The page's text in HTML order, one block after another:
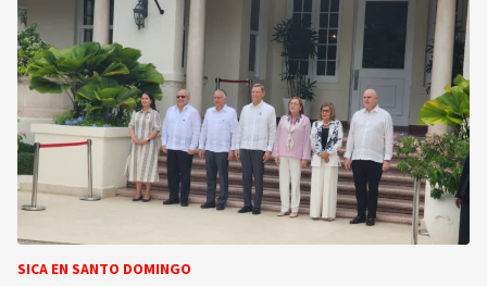
SICA EN SANTO DOMINGO